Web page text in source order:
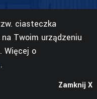
ciasteczka
Twoim urządzeniu
Więcej o
.
Zamknij X